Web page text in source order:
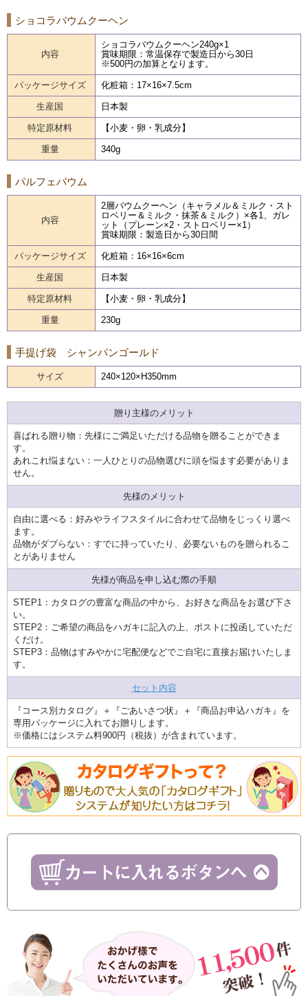
ショコラバウムクーヘン
内容
ショコラバウムクーヘン240g×1
賞味期限：常温保存で製造日から30日
※500円の加算となります。
パッケージサイズ 化粧箱：17×16×7.5cm
生産国 日本製
特定原材料 【小麦・卵・乳成分】
重量 340g
パルフェバウム
内容
2層バウムクーヘン（キャラメル＆ミルク・スト
ロベリー＆ミルク・抹茶＆ミルク）×各1、ガレ
ット（プレーン×2・ストロベリー×1）
賞味期限：製造日から30日間
パッケージサイズ 化粧箱：16×16×6cm
生産国 日本製
特定原材料 【小麦・卵・乳成分】
重量 230g
手提げ袋 シャンパンゴールド
サイズ 240×120×H350mm
贈り主様のメリット
喜ばれる贈り物：先様にご満足いただける品物を贈ることができま
す。
あれこれ悩まない：一人ひとりの品物選びに頭を悩ます必要がありま
せん。
先様のメリット
自由に選べる：好みやライフスタイルに合わせて品物をじっくり選べ
ます。
品物がダブらない：すでに持っていたり、必要ないものを贈られるこ
とがありません
先様が商品を申し込む際の手順
STEP1：カタログの豊富な商品の中から、お好きな商品をお選び下さ
い。
STEP2：ご希望の商品をハガキに記入の上、ポストに投函していただ
くだけ。
STEP3：品物はすみやかに宅配便などでご自宅に直接お届けいたしま
す。
セット内容
『コース別カタログ』＋『ごあいさつ状』＋『商品お申込ハガキ』を
専用パッケージに入れてお贈りします。
※価格にはシステム料900円（税抜）が含まれています。